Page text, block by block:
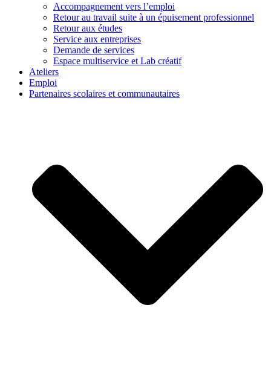
Accompagnement vers l’emploi
Retour au travail suite à un épuisement professionnel
Retour aux études
Service aux entreprises
Demande de services
Espace multiservice et Lab créatif
Ateliers
Emploi
Partenaires scolaires et communautaires